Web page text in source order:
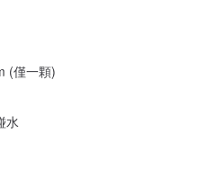
(僅一顆)
水